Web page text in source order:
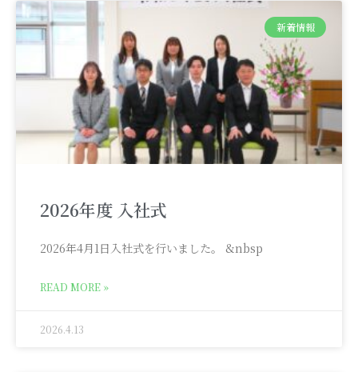
新着情報
2026年度 入社式
2026年4月1日入社式を行いました。 &nbsp
READ MORE »
2026.4.13